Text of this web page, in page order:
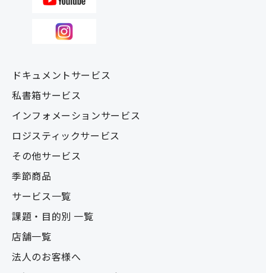
ドキュメントサービス
私書箱サービス
インフォメーションサービス
ロジスティックサービス
その他サービス
季節商品
サービス一覧
課題・目的別 一覧
店舗一覧
法人のお客様へ